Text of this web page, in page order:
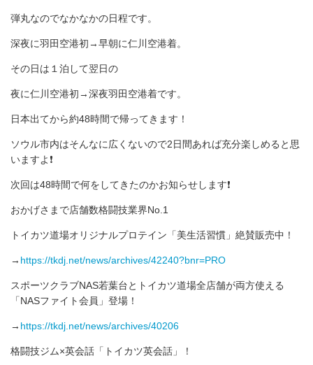
弾丸なのでなかなかの日程です。
深夜に羽田空港初→早朝に仁川空港着。
その日は１泊して翌日の
夜に仁川空港初→深夜羽田空港着です。
日本出てから約48時間で帰ってきます！
ソウル市内はそんなに広くないので2日間あれば充分楽しめると思
いますよ❗
次回は48時間で何をしてきたのかお知らせします❗
おかげさまで店舗数格闘技業界No.1
トイカツ道場オリジナルプロテイン「美生活習慣」絶賛販売中！
→ https://tkdj.net/news/archives/42240?bnr=PRO
スポーツクラブNAS若葉台とトイカツ道場全店舗が両方使える
「NASファイト会員」登場！
→ https://tkdj.net/news/archives/40206
格闘技ジム×英会話「トイカツ英会話」！